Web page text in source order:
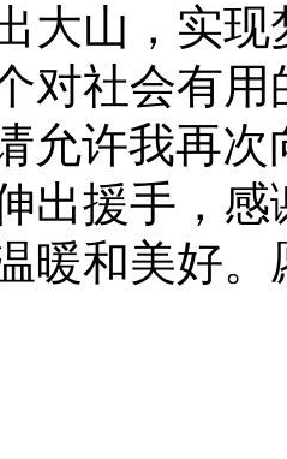
大山，实
对社会有用
许我再次
出援手，
暖和美好